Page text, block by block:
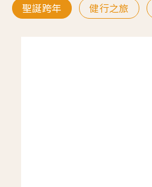
聖誕跨年 健行之旅